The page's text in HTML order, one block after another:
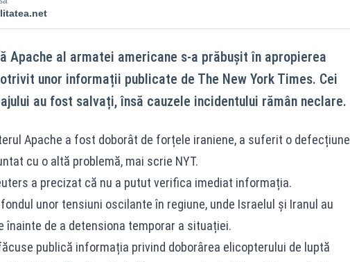
Apache al armatei americane s-a prăbușit în apropierea
unor informații publicate de The New York Times. Cei
au fost salvați, însă cauzele incidentului rămân neclare.
Apache a fost doborât de forțele iraniene, a suferit o defecțiune
cu o altă problemă, mai scrie NYT.
a precizat că nu a putut verifica imediat informația.
unor tensiuni oscilante în regiune, unde Israelul și Iranul au
înainte de a detensiona temporar a situației.
publică informația privind doborârea elicopterului de luptă